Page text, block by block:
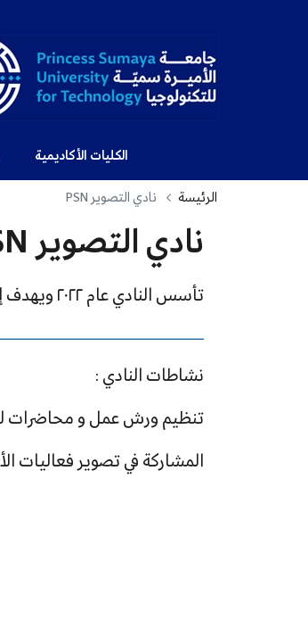
الكليات الأكاديمية
الرئيسة نادي التصوير PSN
نادي التصوير PSN
تأسس النادي عام ٢٠٢٢ ويهدف إلى تنمية موهبة التصوير لدى الطلبة وتدريبهم على استخدام معدات التصوير.
نشاطات النادي :
تنظيم ورش عمل و محاضرات
المشاركة في تصوير فعاليات